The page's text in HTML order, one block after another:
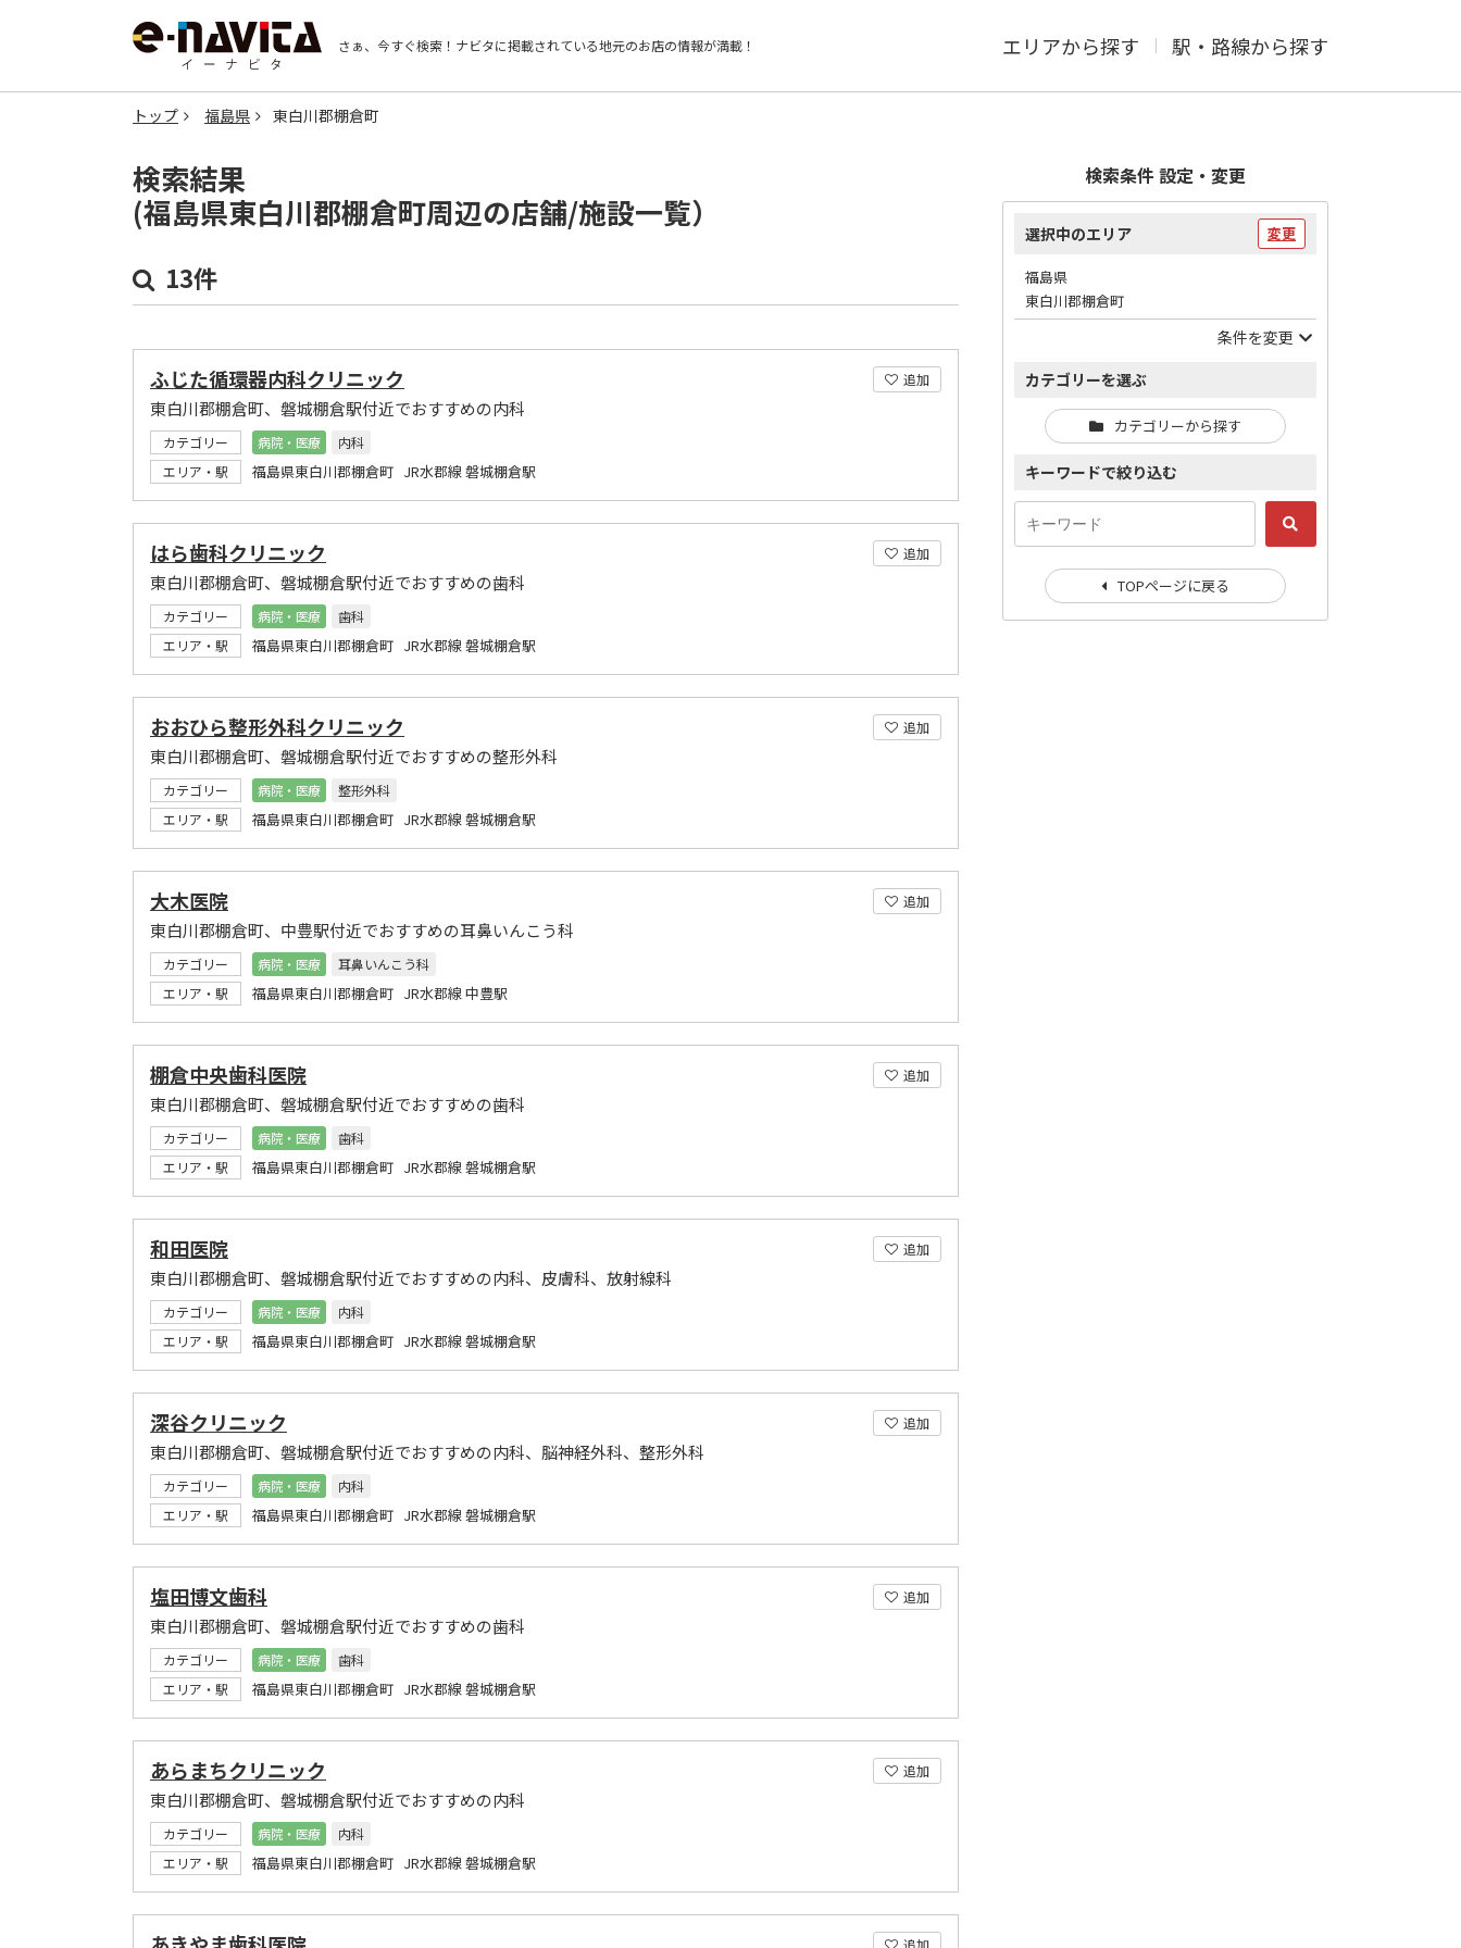
さぁ、今すぐ検索！ ナビタに掲載されている地元のお店の情報が満載！ エリアから探す 駅・路線から探す
トップ 福島県 東白川郡棚倉町
検索結果
(福島県東白川郡棚倉町周辺の店舗/施設一覧）
13件
追加
ふじた循環器内科クリニック
東白川郡棚倉町、磐城棚倉駅付近でおすすめの内科
カテゴリー 病院・医療
内科
エリア・駅
福島県東白川郡棚倉町 JR水郡線 磐城棚倉駅
追加
はら歯科クリニック
東白川郡棚倉町、磐城棚倉駅付近でおすすめの歯科
カテゴリー 病院・医療
歯科
エリア・駅
福島県東白川郡棚倉町 JR水郡線 磐城棚倉駅
追加
おおひら整形外科クリニック
東白川郡棚倉町、磐城棚倉駅付近でおすすめの整形外科
カテゴリー 病院・医療
整形外科
エリア・駅
福島県東白川郡棚倉町 JR水郡線 磐城棚倉駅
追加
大木医院
東白川郡棚倉町、中豊駅付近でおすすめの耳鼻いんこう科
カテゴリー 病院・医療
耳鼻いんこう科
エリア・駅
福島県東白川郡棚倉町 JR水郡線 中豊駅
追加
棚倉中央歯科医院
東白川郡棚倉町、磐城棚倉駅付近でおすすめの歯科
カテゴリー 病院・医療
歯科
エリア・駅
福島県東白川郡棚倉町 JR水郡線 磐城棚倉駅
追加
和田医院
東白川郡棚倉町、磐城棚倉駅付近でおすすめの内科、皮膚科、放射線科
カテゴリー 病院・医療
内科
エリア・駅
福島県東白川郡棚倉町 JR水郡線 磐城棚倉駅
追加
深谷クリニック
東白川郡棚倉町、磐城棚倉駅付近でおすすめの内科、脳神経外科、整形外科
カテゴリー 病院・医療
内科
エリア・駅
福島県東白川郡棚倉町 JR水郡線 磐城棚倉駅
追加
塩田博文歯科
東白川郡棚倉町、磐城棚倉駅付近でおすすめの歯科
カテゴリー 病院・医療
歯科
エリア・駅
福島県東白川郡棚倉町 JR水郡線 磐城棚倉駅
追加
あらまちクリニック
東白川郡棚倉町、磐城棚倉駅付近でおすすめの内科
カテゴリー 病院・医療
内科
エリア・駅
福島県東白川郡棚倉町 JR水郡線 磐城棚倉駅
追加
検索条件 設定・変更
選択中のエリア 変更
福島県
東白川郡棚倉町
条件を変更
カテゴリーを選ぶ
カテゴリーから探す
キーワードで絞り込む
TOPページに戻る